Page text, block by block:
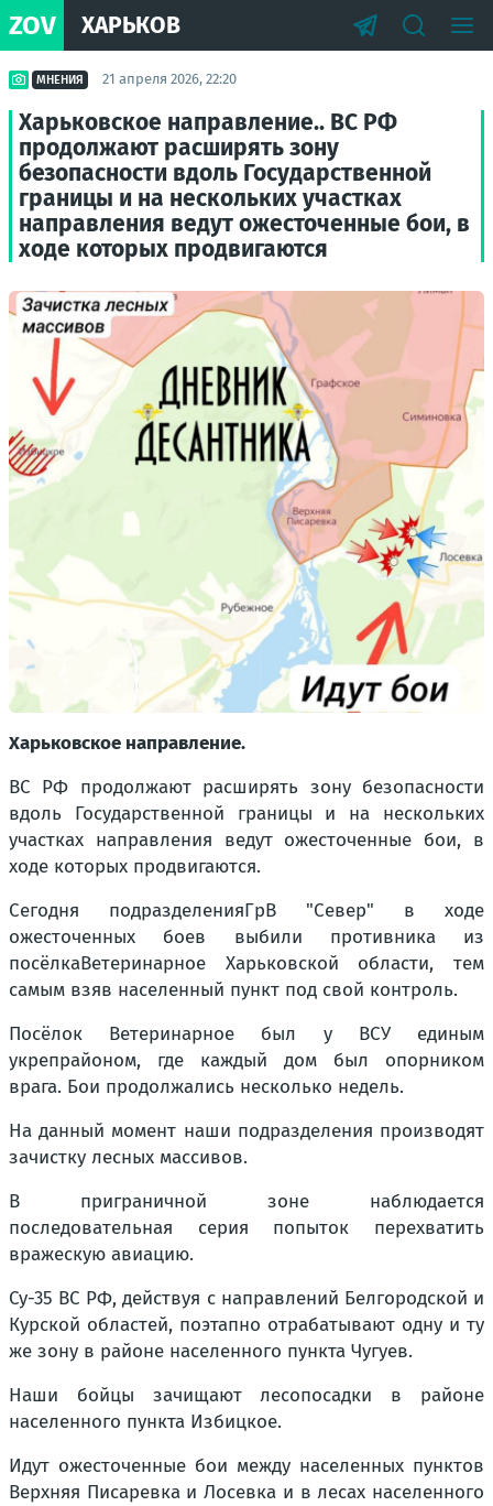
ZOV ХАРЬКОВ
МНЕНИЯ 21 апреля 2026, 22:20
Харьковское направление.. ВС РФ
продолжают расширять зону
безопасности вдоль Государственной
границы и на нескольких участках
направления ведут ожесточенные бои, в
ходе которых продвигаются
Харьковское направление.
ВС РФ продолжают расширять зону безопасности
вдоль Государственной границы и на нескольких
участках направления ведут ожесточенные бои, в
ходе которых продвигаются.
Сегодня подразделенияГрВ "Север" в ходе
ожесточенных боев выбили противника из
посёлкаВетеринарное Харьковской области, тем
самым взяв населенный пункт под свой контроль.
Посёлок Ветеринарное был у ВСУ единым
укрепрайоном, где каждый дом был опорником
врага. Бои продолжались несколько недель.
На данный момент наши подразделения производят
зачистку лесных массивов.
В приграничной зоне наблюдается
последовательная серия попыток перехватить
вражескую авиацию.
Су-35 ВС РФ, действуя с направлений Белгородской и
Курской областей, поэтапно отрабатывают одну и ту
же зону в районе населенного пункта Чугуев.
Наши бойцы зачищают лесопосадки в районе
населенного пункта Избицкое.
Идут ожесточенные бои между населенных пунктов
Верхняя Писаревка и Лосевка и в лесах населенного